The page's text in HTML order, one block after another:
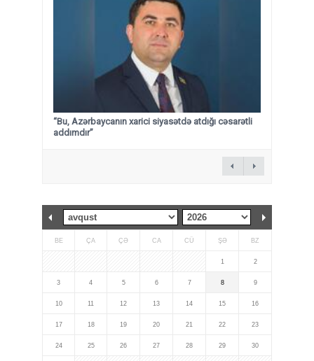
“Bu, Azərbaycanın xarici siyasətdə atdığı cəsarətli
addımdır”
BE ÇA ÇƏ CA CÜ ŞƏ BZ
1 2
3 4 5 6 7 8 9
10 11 12 13 14 15 16
17 18 19 20 21 22 23
24 25 26 27 28 29 30